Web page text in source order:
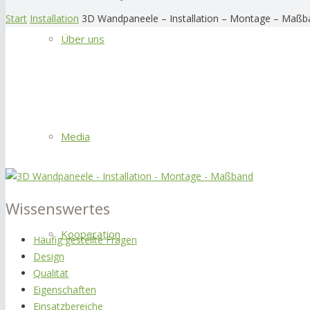
Über uns
Media
Kooperation
Start Installation 3D Wandpaneele – Installation – Montage –
Wissenswertes
Häufig gestellte Fragen
Design
Qualität
Eigenschaften
Einsatzbereiche